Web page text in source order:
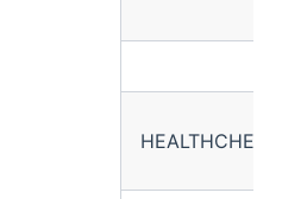
HEALTHCHECK